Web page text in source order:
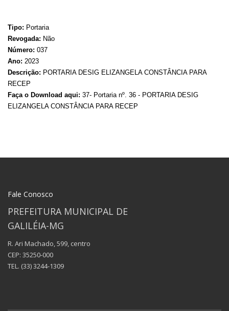
Tipo: Portaria
Revogada: Não
Número: 037
Ano: 2023
Descrição: PORTARIA DESIG ELIZANGELA CONSTÂNCIA PARA
RECEP
Faça o Download aqui: 37- Portaria nº. 36 - PORTARIA DESIG
ELIZANGELA CONSTÂNCIA PARA RECEP
Fale Conosco
PREFEITURA MUNICIPAL DE
GALILÉIA-MG
R. Ari Machado, 599, centro
CEP: 35250-000
TEL. (33) 3244-1309